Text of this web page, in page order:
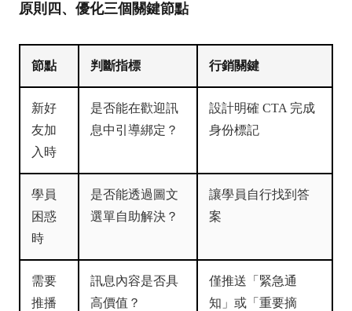
原則四、優化三個關鍵節點
節點 判斷指標 行銷關鍵
新好
友加
入時
是否能在歡迎訊
息中引導綁定？
設計明確 CTA 完成
身份標記
學員
困惑
時
是否能透過圖文
選單自助解決？
讓學員自行找到答
案
需要
推播
訊息內容是否具
高價值？
僅推送「緊急通
知」或「重要摘